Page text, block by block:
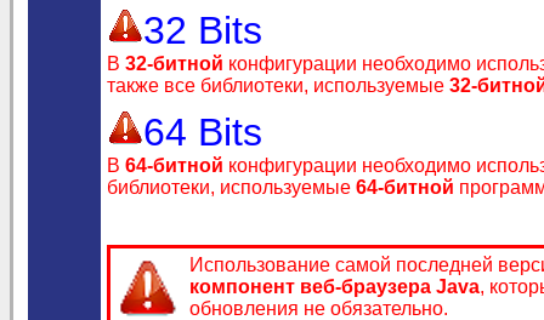
32 Bits
В 32-битной конфигурации необходимо
также все библиотеки, используемые 32-
64 Bits
В 64-битной конфигурации необходимо
библиотеки, используемые 64-битной
Использование самой последней
компонент веб-браузера Java,
обновления не обязательно.